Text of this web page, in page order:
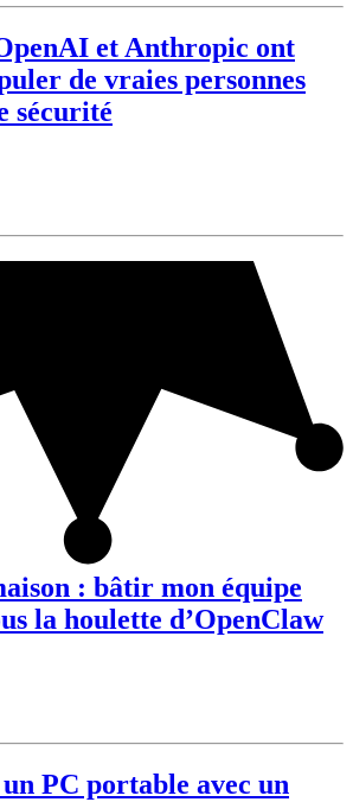
et Anthropic ont
de vraies personnes
sécurité
: bâtir mon équipe
la houlette d’OpenClaw
PC portable avec un